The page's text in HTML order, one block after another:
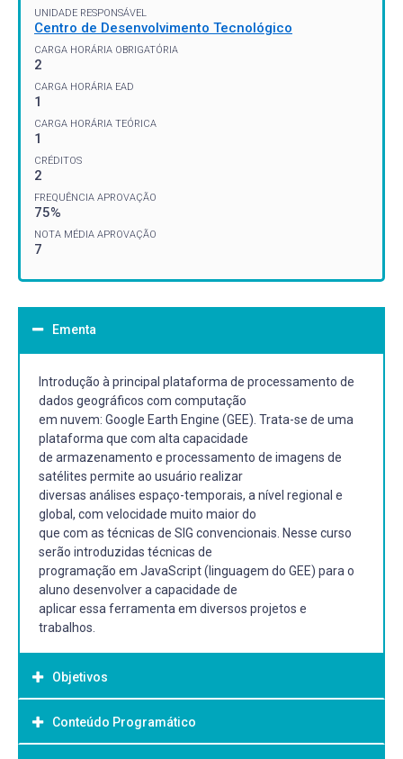
UNIDADE RESPONSÁVEL
Centro de Desenvolvimento Tecnológico
CARGA HORÁRIA OBRIGATÓRIA
2
CARGA HORÁRIA EAD
1
CARGA HORÁRIA TEÓRICA
1
CRÉDITOS
2
FREQUÊNCIA APROVAÇÃO
75%
NOTA MÉDIA APROVAÇÃO
7
Ementa
Introdução à principal plataforma de processamento de
dados geográficos com computação
em nuvem: Google Earth Engine (GEE). Trata-se de uma
plataforma que com alta capacidade
de armazenamento e processamento de imagens de
satélites permite ao usuário realizar
diversas análises espaço-temporais, a nível regional e
global, com velocidade muito maior do
que com as técnicas de SIG convencionais. Nesse curso
serão introduzidas técnicas de
programação em JavaScript (linguagem do GEE) para o
aluno desenvolver a capacidade de
aplicar essa ferramenta em diversos projetos e
trabalhos.
Objetivos
Objetivo Geral:
Conteúdo Programático